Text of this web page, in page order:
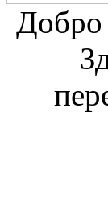
Добро